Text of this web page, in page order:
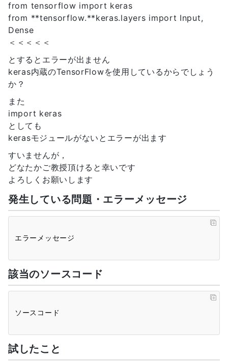
from tensorflow import keras
from **tensorflow.**keras.layers import Input,
Dense
＜＜＜＜＜
とするとエラーが出ません
keras内蔵のTensorFlowを使用しているからでしょう
か？
また
import keras
としても
kerasモジュールがないとエラーが出ます
すいませんが，
どなたかご教授頂けると幸いです
よろしくお願いします
発生している問題・エラーメッセージ
該当のソースコード
試したこと